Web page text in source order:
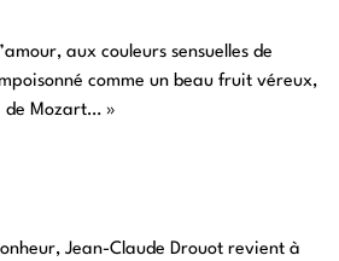
aux couleurs sensuelles de
comme un beau fruit véreux,
de Mozart… »
Jean-Claude Drouot revient à